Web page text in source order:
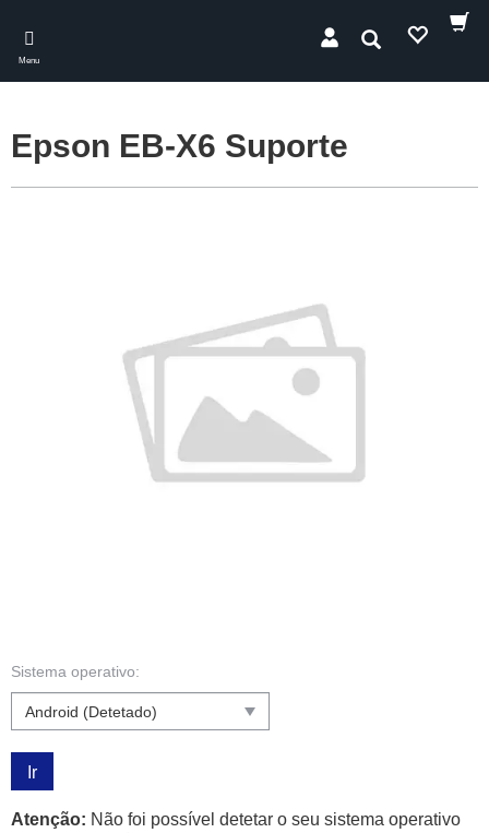
main
content
Menu
Pesquisar
Epson EB-X6 Suporte
Sistema operativo:
Ir
Atenção: Não foi possível detetar o seu sistema operativo